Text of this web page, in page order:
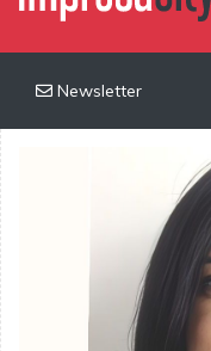
Newsletter